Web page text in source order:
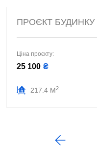
ПРОЄКТ БУДИНКУ
Ціна проєкту:
25 100 ₴
217.4 М2